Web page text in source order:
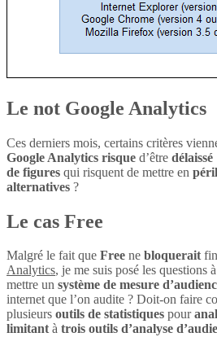
Le not Google Analytics
Ces derniers mois, certains critères
Google Analytics risque d’être délaissé
de figures qui risquent de mettre en péril
alternatives ?
Le cas Free
Malgré le fait que Free ne bloquerait
Analytics, je me suis posé les questions
mettre un système de mesure
internet que l’on audite ? Doit-on faire
plusieurs outils de statistiques pour
limitantà trois outils d’analyse